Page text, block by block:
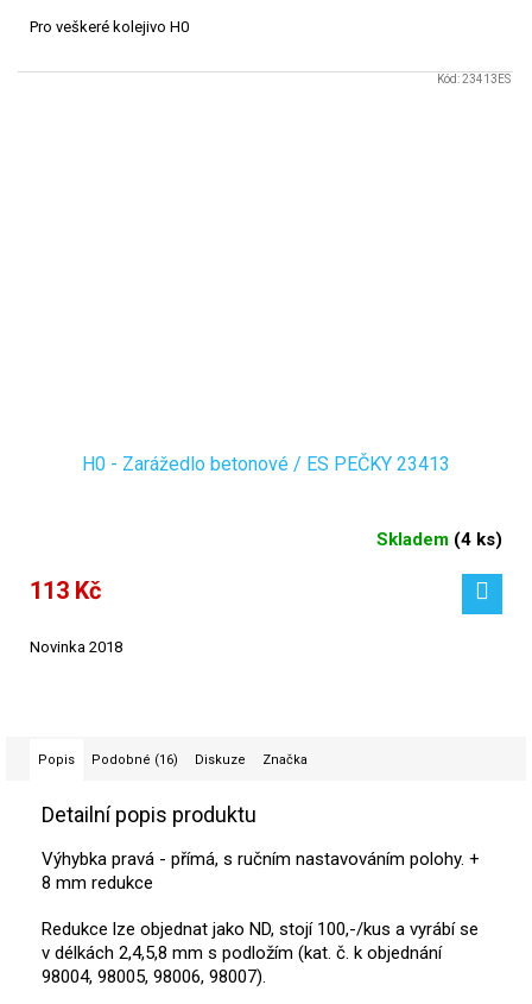
Pro veškeré kolejivo H0
H0 - Zarážedlo betonové / ES PEČKY 23413
Skladem (4 ks)
113 Kč
Novinka 2018
Kód:23413ES
Popis Podobné (16) Diskuze Značka
Detailní popis produktu
Výhybka pravá - přímá, s ručním nastavováním polohy. +
8 mm redukce
Redukce lze objednat jako ND, stojí 100,-/kus a vyrábí se
v délkách 2,4,5,8 mm s podložím (kat. č. k objednání
98004, 98005, 98006, 98007).